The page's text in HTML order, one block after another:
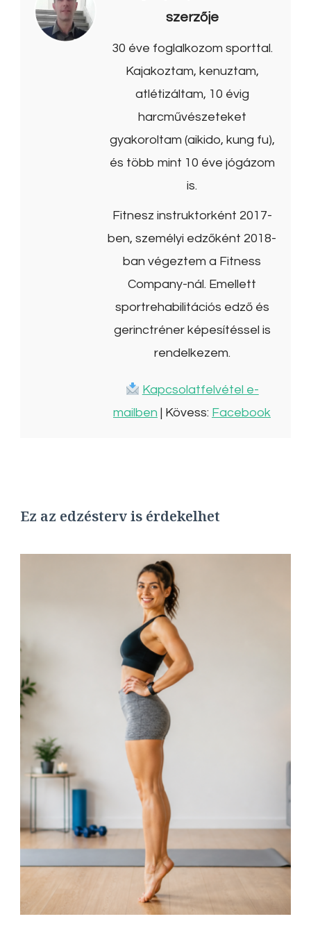
szerzője
30 éve foglalkozom sporttal.
Kajakoztam, kenuztam,
atlétizáltam, 10 évig
harcművészeteket
gyakoroltam (aikido, kung fu),
és több mint 10 éve jógázom
is.
Fitnesz instruktorként 2017-
ben, személyi edzőként 2018-
ban végeztem a Fitness
Company-nál. Emellett
sportrehabilitációs edző és
gerinctréner képesítéssel is
rendelkezem.
Kapcsolatfelvétel e-
mailben | Kövess: Facebook
Ez az edzésterv is érdekelhet